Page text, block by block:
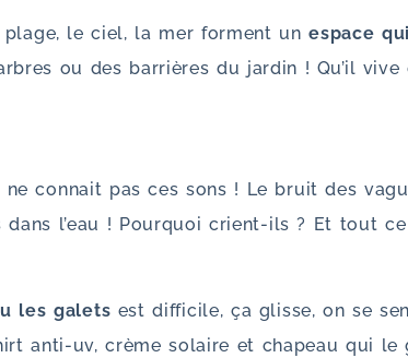
le ciel, la mer forment un espace
ou des barrières du jardin ! Qu’il
connait pas ces sons ! Le bruit des
dans l’eau ! Pourquoi crient-ils ? Et tout
les galets est difficile, ça glisse, on se
anti-uv, crème solaire et chapeau qui